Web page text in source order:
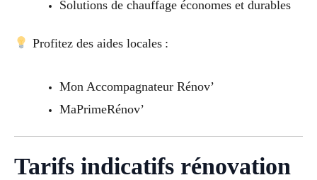
Solutions de chauffage économes et durables
Profitez des aides locales :
Mon Accompagnateur Rénov’
MaPrimeRénov’
Tarifs indicatifs rénovation